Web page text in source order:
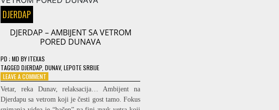
DJERDAP
DJERDAP – AMBIJENT SA VETROM
PORED DUNAVA
PD ; MD BYITEXAS
TAGGED DJERDAP DUNAV, LEPOTE SRBIJE
LEAVE A COMMENT
–
AMBIJENT
Vetar, reka Dunav, relaksacija… Ambijent na
Djerdapu sa vetrom koji je česti gost tamo. Fokus